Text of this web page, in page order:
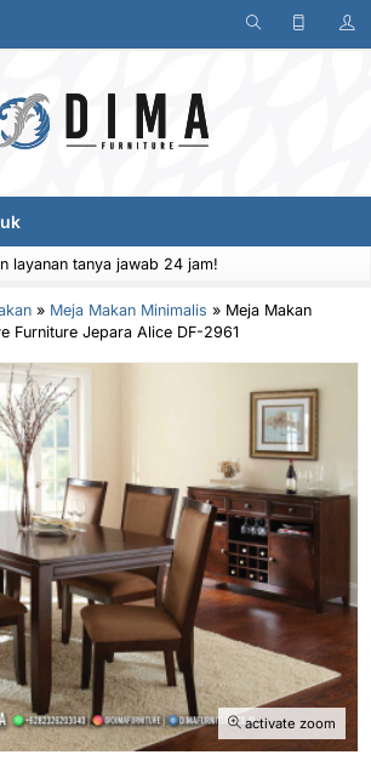
layanan tanya jawab 24 jam!
» Meja Makan Minimalis » Meja Makan
Furniture Jepara Alice DF-2961
activate zoom